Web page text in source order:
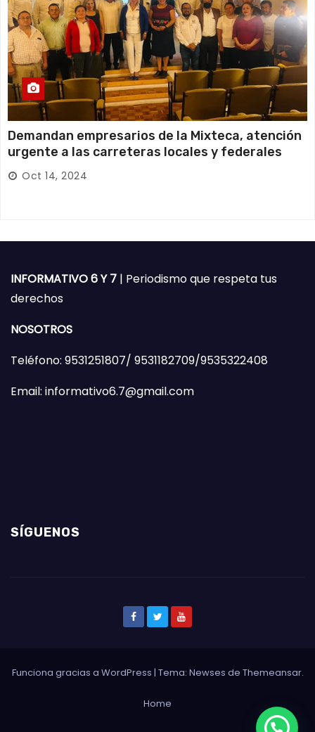
Demandan empresarios de la Mixteca, atención
urgente a las carreteras locales y federales
Oct 14, 2024
INFORMATIVO 6 Y 7 | Periodismo que respeta tus
derechos
NOSOTROS
Teléfono: 9531251807/ 9531182709/9535322408
Email: informativo6.7@gmail.com
SÍGUENOS
Funciona gracias a WordPress | Tema: Newses de Themeansar.
Home